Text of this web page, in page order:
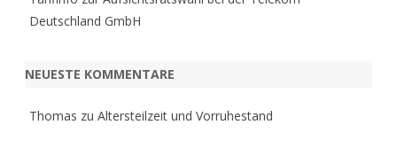
Deutschland GmbH
NEUESTE KOMMENTARE
Thomas zu Altersteilzeit und Vorruhestand